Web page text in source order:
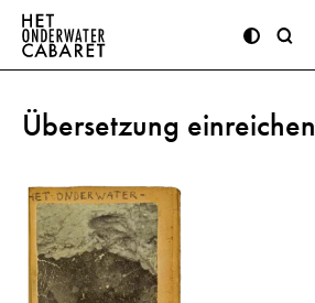
Übersetzung einreichen